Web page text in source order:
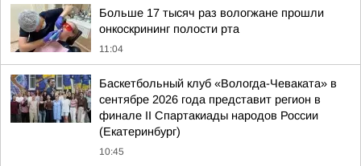
Больше 17 тысяч раз вологжане прошли
онкоскрининг полости рта
11:04
Баскетбольный клуб «Вологда-Чеваката» в
сентябре 2026 года представит регион в
финале II Спартакиады народов России
(Екатеринбург)
10:45